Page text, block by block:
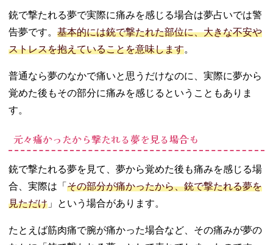
銃で撃たれる夢で実際に痛みを感じる場合は夢占いでは警
告夢です。 基本的には銃で撃たれた部位に、大きな不安や
ストレスを抱えていることを意味します。
普通なら夢のなかで痛いと思うだけなのに、実際に夢から
覚めた後もその部分に痛みを感じるということもありま
す。
元々痛かったから撃たれる夢を見る場合も
銃で撃たれる夢を見て、夢から覚めた後も痛みを感じる場
合、実際は「 その部分が痛かったから、銃で撃たれる夢を
見ただけ 」という場合があります。
たとえば筋肉痛で腕が痛かった場合など、その痛みが夢の